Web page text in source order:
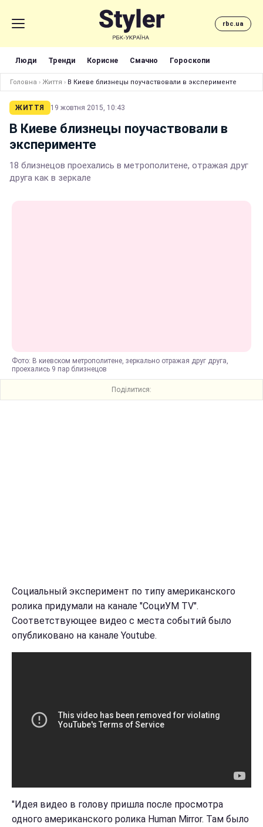
rbc.ua
Люди Тренди Корисне Смачно Гороскопи
Головна › Життя › В Киеве близнецы поучаствовали в эксперименте
ЖИТТЯ 19 жовтня 2015, 10:43
В Киеве близнецы поучаствовали в
эксперименте
18 близнецов проехались в метрополитене, отражая друг
друга как в зеркале
Фото: В киевском метрополитене, зеркально отражая друг друга,
проехались 9 пар близнецов
Поділитися:
Социальный эксперимент по типу американского
ролика придумали на канале "СоциУМ TV".
Соответствующее видео с места событий было
опубликовано на канале Youtube.
"Идея видео в голову пришла после просмотра
одного американского ролика Human Mirror. Там было